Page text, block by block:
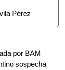
Pérez
por BAM
sospecha